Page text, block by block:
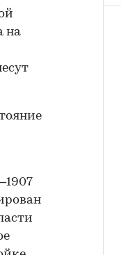
на